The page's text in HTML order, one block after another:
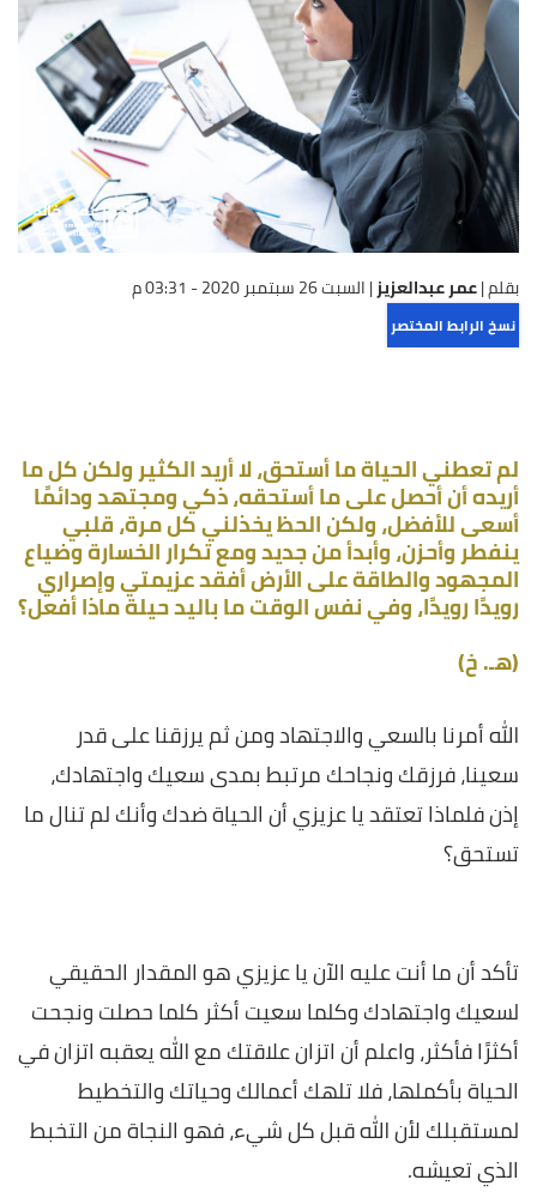
بقلم |عمر عبدالعزيز|السبت 26 سبتمبر 2020 - 03:31 م
نسخ الرابط المختصر
لم تعطني الحياة ما أستحق، لا أريد الكثير ولكن كل ما
أريده أن أحصل على ما أستحقه، ذكي ومجتهد ودائمًا
أسعى للأفضل، ولكن الحظ يخذلني كل مرة، قلبي
ينفطر وأحزن، وأبدأ من جديد ومع تكرار الخسارة وضياع
المجهود والطاقة على الأرض أفقد عزيمتي وإصراري
رويدًا رويدًا، وفي نفس الوقت ما باليد حيلة ماذا أفعل؟
(هـ. خ)
الله أمرنا بالسعي والاجتهاد ومن ثم يرزقنا على قدر
سعينا، فرزقك ونجاحك مرتبط بمدى سعيك واجتهادك،
إذن فلماذا تعتقد يا عزيزي أن الحياة ضدك وأنك لم تنال ما
تستحق؟
تأكد أن ما أنت عليه الآن يا عزيزي هو المقدار الحقيقي
لسعيك واجتهادك وكلما سعيت أكثر كلما حصلت ونجحت
أكثرًا فأكثر، واعلم أن اتزان علاقتك مع الله يعقبه اتزان في
الحياة بأكملها، فلا تلهك أعمالك وحياتك والتخطيط
لمستقبلك لأن الله قبل كل شيء، فهو النجاة من التخبط
الذي تعيشه.